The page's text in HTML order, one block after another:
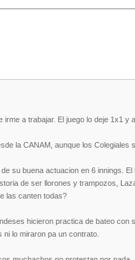
a trabajar. El juego lo deje 1x1 y
la CANAM, aunque los Colegiales
su buena actuacion en 6 innings.
de ser llorones y trampozos,
las canten todas?
hicieron practica de bateo con
lo miraron pa un contrato.